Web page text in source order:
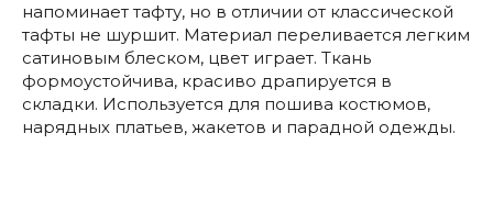
напоминает тафту, но в отличии от классической
тафты не шуршит. Материал переливается легким
сатиновым блеском, цвет играет. Ткань
формоустойчива, красиво драпируется в
складки. Используется для пошива костюмов,
нарядных платьев, жакетов и парадной одежды.